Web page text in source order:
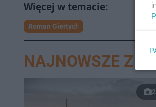
Roman Giertych
NAJNOWSZE Z